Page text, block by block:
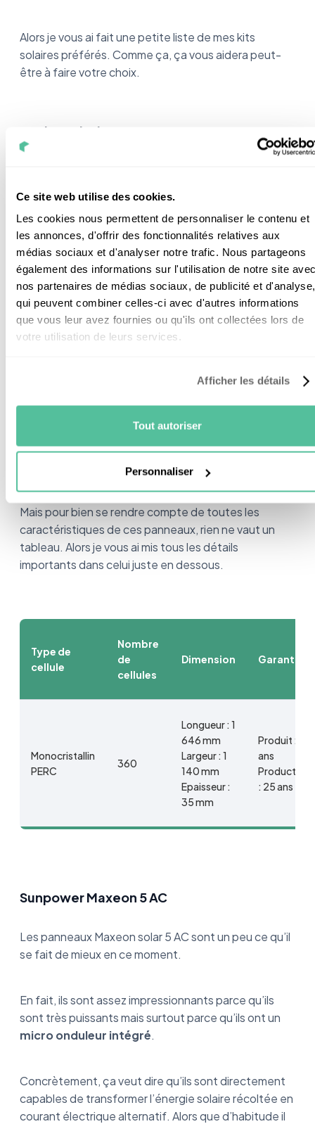
Ce site web utilise des cookies.
Les cookies nous permettent de personnaliser le contenu et
les annonces, d'offrir des fonctionnalités relatives aux
médias sociaux et d'analyser notre trafic. Nous partageons
également des informations sur l'utilisation de notre site
nos partenaires de médias sociaux, de publicité et d'analyse,
qui peuvent combiner celles-ci avec d'autres informations
que vous leur avez fournies ou qu'ils ont collectées lors de
votre utilisation de leurs services.
Afficher les détails
Tout autoriser
Personnaliser
Alors je vous ai fait une petite liste de mes kits
solaires préférés. Comme ça, ça vous aidera peut-
être à faire votre choix.
Dualsun Flash 375
Ils sontultra performants grâce à leurs cellules
monocristalline PERC qui affichent unrendement
de 20%.
En plus, Dualsun a carrément soigné le design de ses
donc ça veut dire que l’artisan travaillera plus vite. Ce
qui signifie que vous ferez des économies sur le coût
Mais pour bien se rendre compte de toutes les
caractéristiques de ces panneaux, rien ne vaut un
tableau. Alors je vous ai mis tous les détails
importants dans celui juste en dessous.
Type de
cellule
Nombre
de
cellules
Dimension Garantie
Monocristallin
PERC
360
Longueur : 1
646 mm
Largeur : 1
140 mm
Epaisseur :
35 mm
Produit : 20
ans
Productivité
: 25 ans
Sunpower Maxeon 5 AC
Les panneaux Maxeon solar 5 AC sont un peu ce qu’il
se fait de mieux en ce moment.
En fait, ils sont assez impressionnants parce qu’ils
sont très puissants mais surtout parce qu’ils ont un
micro onduleur intégré.
Concrètement, ça veut dire qu’ils sont directement
capables de transformer l’énergie solaire récoltée en
courant électrique alternatif. Alors que d’habitude il